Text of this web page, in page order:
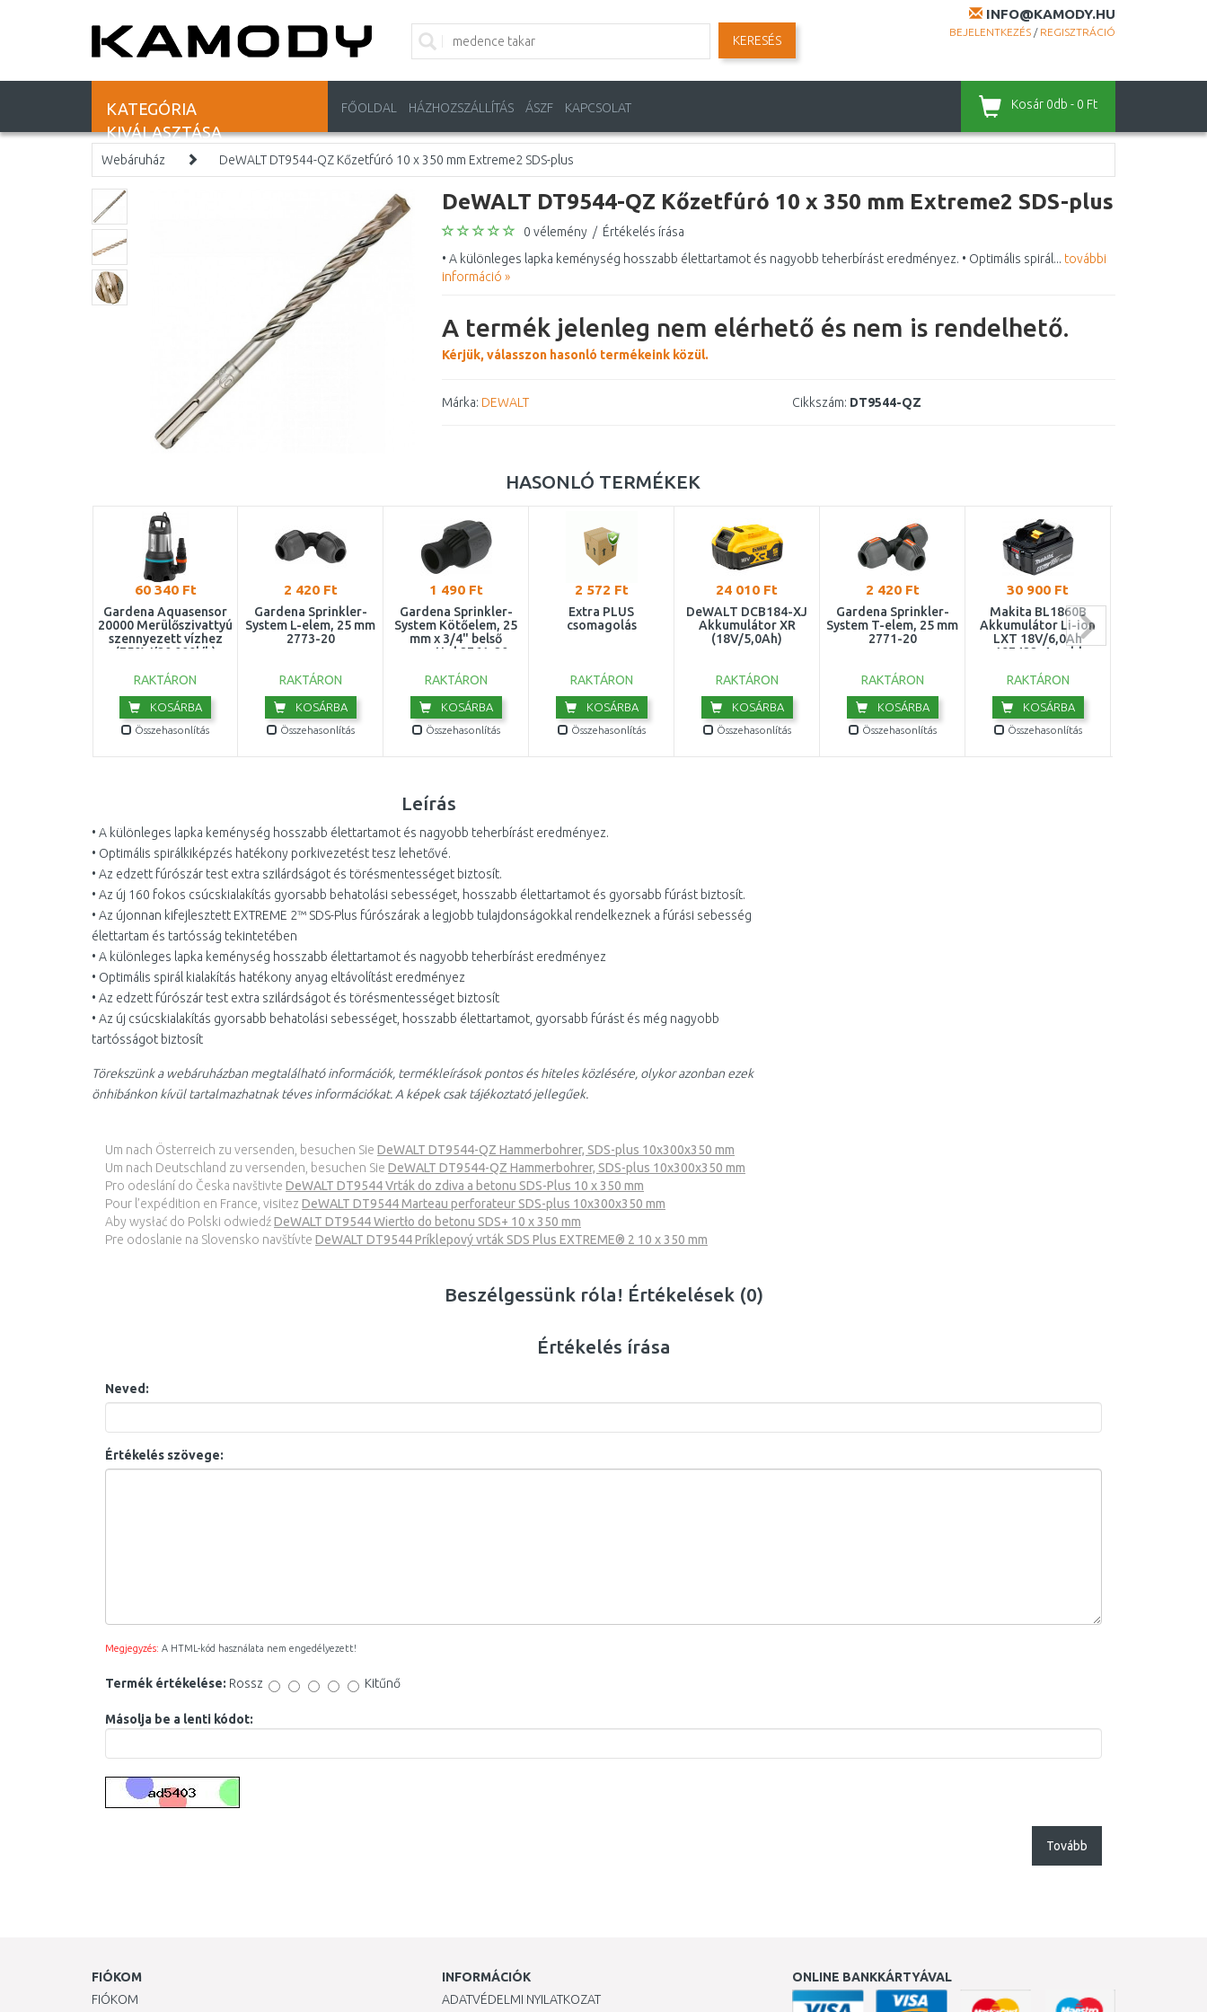
INFO@KAMODY.HU
BEJELENTKEZÉS / REGISZTRÁCIÓ
KERESÉS
KATEGÓRIA
KIVÁLASZTÁSA
FŐOLDAL HÁZHOZSZÁLLÍTÁS ÁSZF KAPCSOLAT Kosár 0db - 0 Ft
Webáruház DeWALT DT9544-QZ Kőzetfúró 10 x 350 mm Extreme2 SDS-plus
DeWALT DT9544-QZ Kőzetfúró 10 x 350 mm Extreme2 SDS-plus
0 vélemény / Értékelés írása
• A különleges lapka keménység hosszabb élettartamot és nagyobb teherbírást eredményez. • Optimális spirál... további
információ »
A termék jelenleg nem elérhető és nem is rendelhető.
Kérjük, válasszon hasonló termékeink közül.
Márka: DEWALT Cikkszám: DT9544-QZ
HASONLÓ TERMÉKEK
60 340 Ft
Gardena Aquasensor
20000 Merülőszivattyú
szennyezett vízhez
(750W/20 000l/h)
RAKTÁRON
KOSÁRBA
Összehasonlítás
2 420 Ft
Gardena Sprinkler-
System L-elem, 25 mm
2773-20
RAKTÁRON
KOSÁRBA
Összehasonlítás
1 490 Ft
Gardena Sprinkler-
System Kötőelem, 25
mm x 3/4" belső
menettel 2761-20
RAKTÁRON
KOSÁRBA
Összehasonlítás
2 572 Ft
Extra PLUS
csomagolás
RAKTÁRON
KOSÁRBA
Összehasonlítás
24 010 Ft
DeWALT DCB184-XJ
Akkumulátor XR
(18V/5,0Ah)
RAKTÁRON
KOSÁRBA
Összehasonlítás
2 420 Ft
Gardena Sprinkler-
System T-elem, 25 mm
2771-20
RAKTÁRON
KOSÁRBA
Összehasonlítás
30 900 Ft
Makita BL1860B
Akkumulátor Li-ion
LXT 18V/6,0Ah
197422-4 = old
RAKTÁRON
KOSÁRBA
Összehasonlítás
Leírás
• A különleges lapka keménység hosszabb élettartamot és nagyobb teherbírást eredményez.
• Optimális spirálkiképzés hatékony porkivezetést tesz lehetővé.
• Az edzett fúrószár test extra szilárdságot és törésmentességet biztosít.
• Az új 160 fokos csúcskialakítás gyorsabb behatolási sebességet, hosszabb élettartamot és gyorsabb fúrást biztosít.
• Az újonnan kifejlesztett EXTREME 2™ SDS-Plus fúrószárak a legjobb tulajdonságokkal rendelkeznek a fúrási sebesség
élettartam és tartósság tekintetében
• A különleges lapka keménység hosszabb élettartamot és nagyobb teherbírást eredményez
• Optimális spirál kialakítás hatékony anyag eltávolítást eredményez
• Az edzett fúrószár test extra szilárdságot és törésmentességet biztosít
• Az új csúcskialakítás gyorsabb behatolási sebességet, hosszabb élettartamot, gyorsabb fúrást és még nagyobb
tartósságot biztosít
Törekszünk a webáruházban megtalálható információk, termékleírások pontos és hiteles közlésére, olykor azonban ezek
önhibánkon kívül tartalmazhatnak téves információkat. A képek csak tájékoztató jellegűek.
Um nach Österreich zu versenden, besuchen Sie DeWALT DT9544-QZ Hammerbohrer, SDS-plus 10x300x350 mm
Um nach Deutschland zu versenden, besuchen Sie DeWALT DT9544-QZ Hammerbohrer, SDS-plus 10x300x350 mm
Pro odeslání do Česka navštivte DeWALT DT9544 Vrták do zdiva a betonu SDS-Plus 10 x 350 mm
Pour l’expédition en France, visitez DeWALT DT9544 Marteau perforateur SDS-plus 10x300x350 mm
Aby wysłać do Polski odwiedźDeWALT DT9544 Wiertło do betonu SDS+ 10 x 350 mm
Pre odoslanie na Slovensko navštívte DeWALT DT9544 Príklepový vrták SDS Plus EXTREME® 2 10 x 350 mm
Beszélgessünk róla! Értékelések (0)
Értékelés írása
Neved:
Értékelés szövege:
Megjegyzés: A HTML-kód használata nem engedélyezett!
Termék értékelése: Rossz Kitűnő
Másolja be a lenti kódot:
Tovább
FIÓKOM
FIÓKOM
INFORMÁCIÓK
ADATVÉDELMI NYILATKOZAT
ONLINE BANKKÁRTYÁVAL